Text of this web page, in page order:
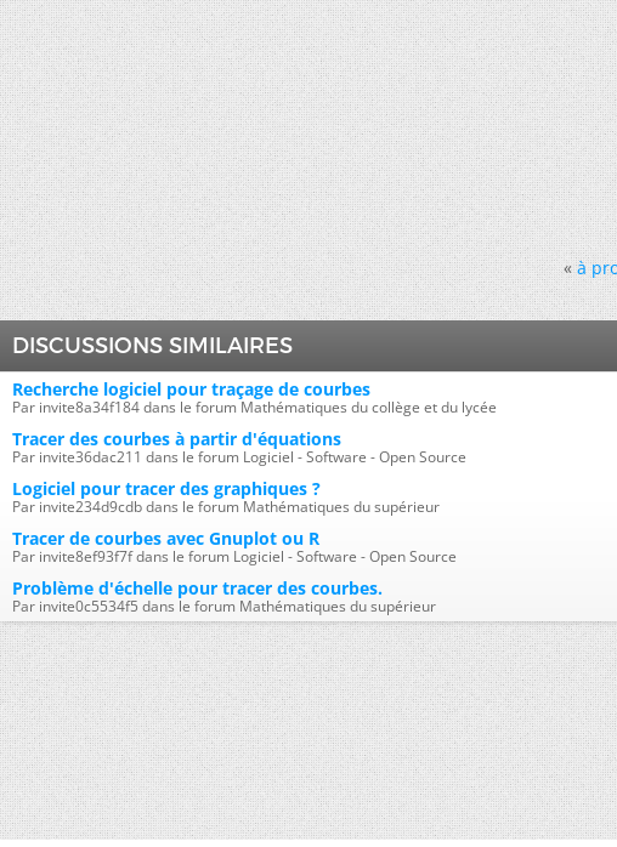
« à
DISCUSSIONS SIMILAIRES
Recherche logiciel pour traçage de courbes
Par invite8a34f184 dans le forum Mathématiques du collège et du lycée
Tracer des courbes à partir d'équations
Par invite36dac211 dans le forum Logiciel - Software - Open Source
Logiciel pour tracer des graphiques ?
Par invite234d9cdb dans le forum Mathématiques du supérieur
Tracer de courbes avec Gnuplot ou R
Par invite8ef93f7f dans le forum Logiciel - Software - Open Source
Problème d'échelle pour tracer des courbes.
Par invite0c5534f5 dans le forum Mathématiques du supérieur